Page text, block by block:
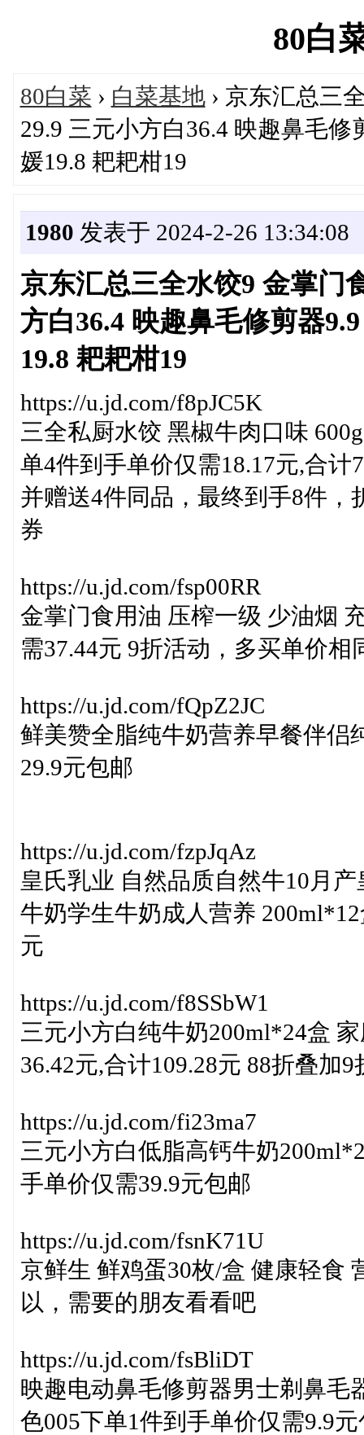
80白
80白菜 › 白菜基地› 京东汇总三
29.9 三元小方白36.4 映趣鼻毛
媛19.8 耙耙柑19
1980 发表于 2024-2-26 13:34:08
京东汇总三全水饺9 金掌门
方白36.4 映趣鼻毛修剪器
19.8 耙耙柑19
https://u.jd.com/f8pJC5K
三全私厨水饺 黑椒牛肉口味
单4件到手单价仅需18.17元,合计
并赠送4件同品，最终到手8件，
券
https://u.jd.com/fsp00RR
金掌门食用油 压榨一级 少油烟
需37.44元 9折活动，多买单价相
https://u.jd.com/fQpZ2JC
鲜美赞全脂纯牛奶营养早餐伴侣
29.9元包邮
https://u.jd.com/fzpJqAz
皇氏乳业 自然品质自然牛10月
牛奶学生牛奶成人营养
元
https://u.jd.com/f8SSbW1
三元小方白纯牛奶200ml*24盒
36.42元,合计109.28元 88折叠加
https://u.jd.com/fi23ma7
三元小方白低脂高钙牛奶
手单价仅需39.9元包邮
https://u.jd.com/fsnK71U
京鲜生 鲜鸡蛋30枚/盒 健康轻食
以，需要的朋友看看吧
https://u.jd.com/fsBliDT
映趣电动鼻毛修剪器男士剃鼻毛
色005下单1件到手单价仅需9.9